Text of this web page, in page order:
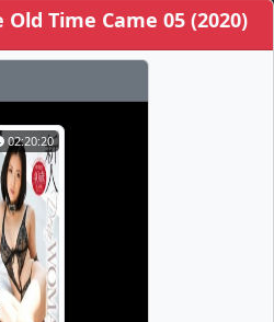
Time Came 05 (2020)
02:20:20